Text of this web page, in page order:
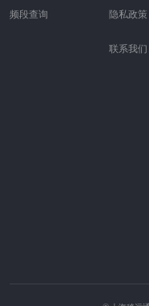
频段查询
隐私政策
联系我们